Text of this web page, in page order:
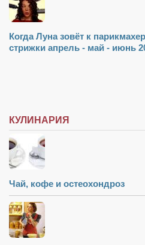
Когда Луна зовёт к
стрижки апрель - май - июнь
КУЛИНАРИЯ
Чай, кофе и остеохондроз